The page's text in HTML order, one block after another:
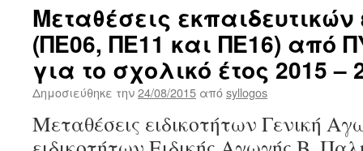
Μεταθέσεις εκπαιδευτικών
(ΠΕ06, ΠΕ11 και ΠΕ16) από
για το σχολικό έτος 2015 –
Δημοσιεύθηκε την24/08/2015 απόsyllogos
Μεταθέσεις ειδικοτήτων Γενική